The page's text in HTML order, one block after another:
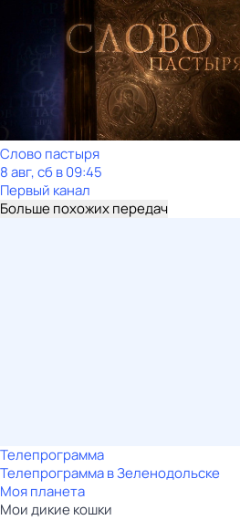
Слово пастыря
8 авг, сб в 09:45
Первый канал
Больше похожих передач
Телепрограмма
Телепрограмма в Зеленодольске
Моя планета
Мои дикие кошки